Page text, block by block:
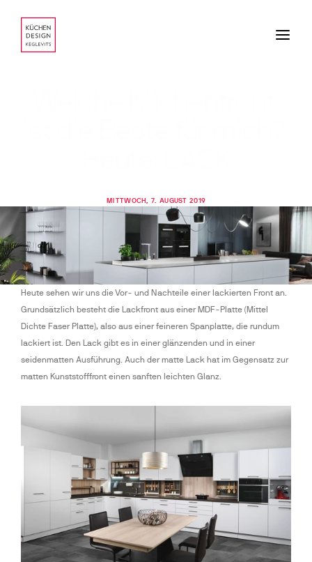
MITTWOCH, 7. AUGUST 2019
Heute sehen wir uns die Vor- und Nachteile einer lackierten Front an.
Grundsätzlich besteht die Lackfront aus einer MDF-Platte (Mittel
Dichte Faser Platte), also aus einer feineren Spanplatte, die rundum
lackiert ist. Den Lack gibt es in einer glänzenden und in einer
seidenmatten Ausführung. Auch der matte Lack hat im Gegensatz zur
matten Kunststofffront einen sanften leichten Glanz.